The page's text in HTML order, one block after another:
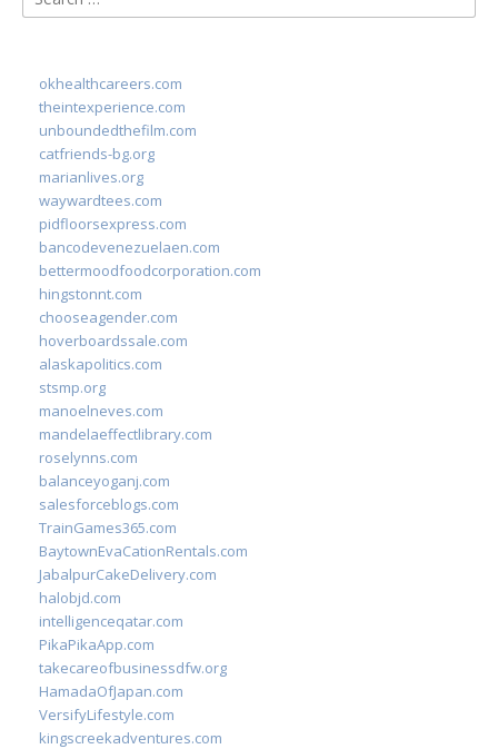
for:
okhealthcareers.com
theintexperience.com
unboundedthefilm.com
catfriends-bg.org
marianlives.org
waywardtees.com
pidfloorsexpress.com
bancodevenezuelaen.com
bettermoodfoodcorporation.com
hingstonnt.com
chooseagender.com
hoverboardssale.com
alaskapolitics.com
stsmp.org
manoelneves.com
mandelaeffectlibrary.com
roselynns.com
balanceyoganj.com
salesforceblogs.com
TrainGames365.com
BaytownEvaCationRentals.com
JabalpurCakeDelivery.com
halobjd.com
intelligenceqatar.com
PikaPikaApp.com
takecareofbusinessdfw.org
HamadaOfJapan.com
VersifyLifestyle.com
kingscreekadventures.com